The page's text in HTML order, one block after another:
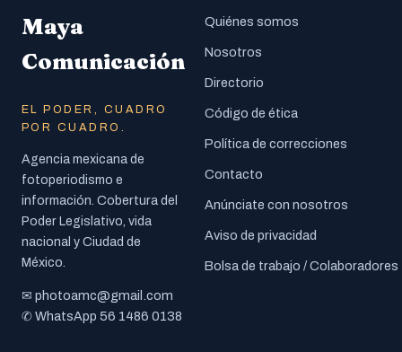
Maya
Comunicación
EL PODER, CUADRO
POR CUADRO.
Agencia mexicana de
fotoperiodismo e
información. Cobertura del
Poder Legislativo, vida
nacional y Ciudad de
México.
✉ photoamc@gmail.com
✆ WhatsApp 56 1486 0138
Quiénes somos
Nosotros
Directorio
Código de ética
Política de correcciones
Contacto
Anúnciate con nosotros
Aviso de privacidad
Bolsa de trabajo / Colaboradores